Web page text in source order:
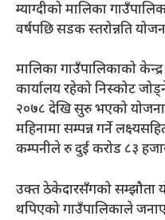
म्याग्दीको मालिका
वर्षपछि सडक स्तरोन्नति
मालिका गाउँपालिकाको
कार्यालय रहेको निस्कोट
२०७८ देखि सुरु भएको योजना
महिनामा सम्पन्न गर्ने
कम्पनीले रु दुई करोड ८३
उक्त ठेकेदारसँगको सम्झौता
थपिएको गाउँपालिकाले